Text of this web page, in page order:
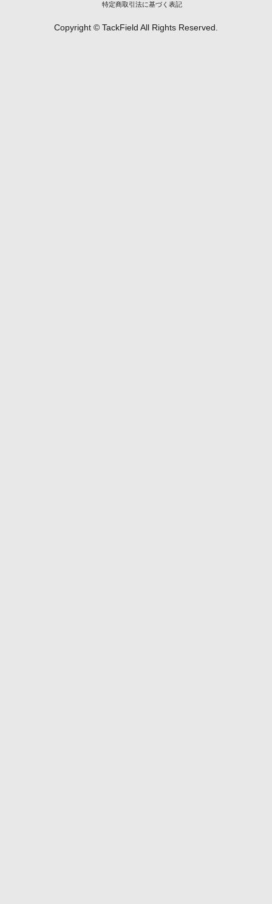
特定商取引法に基づく表記
Copyright © TackField All Rights Reserved.